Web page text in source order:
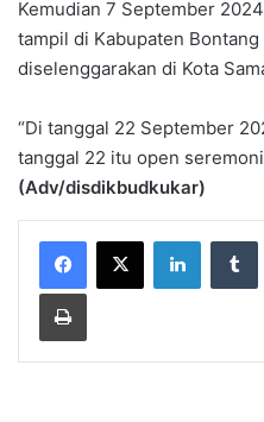
Kemudian 7 September
tampil di Kabupaten
diselenggarakan di Kota
“Di tanggal 22 September
tanggal 22 itu open
(Adv/disdikbudkukar)
LinkedIn
Print